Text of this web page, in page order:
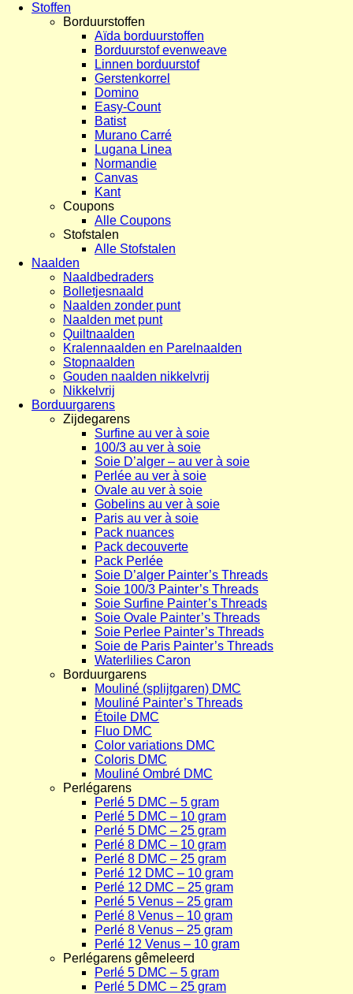
Stoffen
Borduurstoffen
Aïda borduurstoffen
Borduurstof evenweave
Linnen borduurstof
Gerstenkorrel
Domino
Easy-Count
Batist
Murano Carré
Lugana Linea
Normandie
Canvas
Kant
Coupons
Alle Coupons
Stofstalen
Alle Stofstalen
Naalden
Naaldbedraders
Bolletjesnaald
Naalden zonder punt
Naalden met punt
Quiltnaalden
Kralennaalden en Parelnaalden
Stopnaalden
Gouden naalden nikkelvrij
Nikkelvrij
Borduurgarens
Zijdegarens
Surfine au ver à soie
100/3 au ver à soie
Soie D’alger – au ver à soie
Perlée au ver à soie
Ovale au ver à soie
Gobelins au ver à soie
Paris au ver à soie
Pack nuances
Pack decouverte
Pack Perlée
Soie D’alger Painter’s Threads
Soie 100/3 Painter’s Threads
Soie Surfine Painter’s Threads
Soie Ovale Painter’s Threads
Soie Perlee Painter’s Threads
Soie de Paris Painter’s Threads
Waterlilies Caron
Borduurgarens
Mouliné (splijtgaren) DMC
Mouliné Painter’s Threads
Étoile DMC
Fluo DMC
Color variations DMC
Coloris DMC
Mouliné Ombré DMC
Perlégarens
Perlé 5 DMC – 5 gram
Perlé 5 DMC – 10 gram
Perlé 5 DMC – 25 gram
Perlé 8 DMC – 10 gram
Perlé 8 DMC – 25 gram
Perlé 12 DMC – 10 gram
Perlé 12 DMC – 25 gram
Perlé 5 Venus – 25 gram
Perlé 8 Venus – 10 gram
Perlé 8 Venus – 25 gram
Perlé 12 Venus – 10 gram
Perlégarens gêmeleerd
Perlé 5 DMC – 5 gram
Perlé 5 DMC – 25 gram